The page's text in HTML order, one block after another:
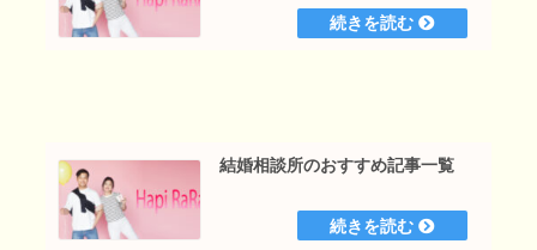
結婚相談所のおすすめ記事一覧